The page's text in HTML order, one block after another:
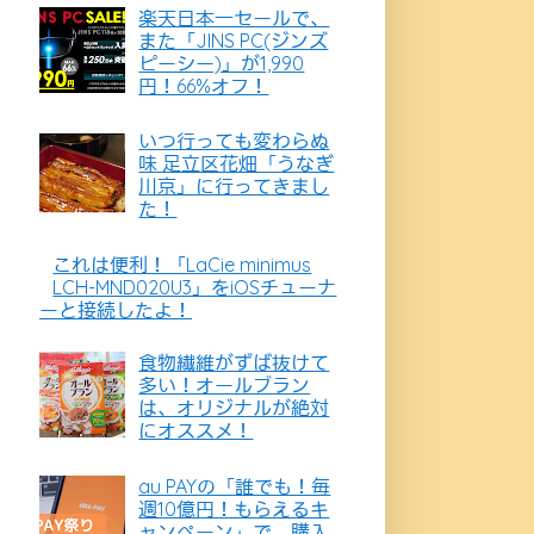
楽天日本一セールで、
また「JINS PC(ジンズ
ピーシー)」が1,990
円！66%オフ！
いつ行っても変わらぬ
味 足立区花畑「うなぎ
川京」に行ってきまし
た！
これは便利！「LaCie minimus
LCH-MND020U3」をiOSチューナ
ーと接続したよ！
食物繊維がずば抜けて
多い！オールブラン
は、オリジナルが絶対
にオススメ！
au PAYの「誰でも！毎
週10億円！もらえるキ